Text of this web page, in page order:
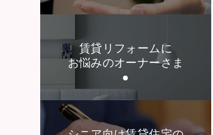
賃貸リフォームに
お悩みのオーナーさま